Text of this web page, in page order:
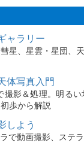
ャラリー
星、星雲・星団、
体写真入門
撮影＆処理。明る
歩から解説
しよう
で動画撮影、ステ